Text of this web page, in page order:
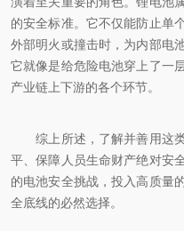
的安全标准。它不仅能防止单
外部明火或撞击时，为内部电
它就像是给危险电池穿上了一
产业链上下游的各个环节。
综上所述，了解并善用这类
平、保障人员生命财产绝对安
的电池安全挑战，投入高质量
全底线的必然选择。